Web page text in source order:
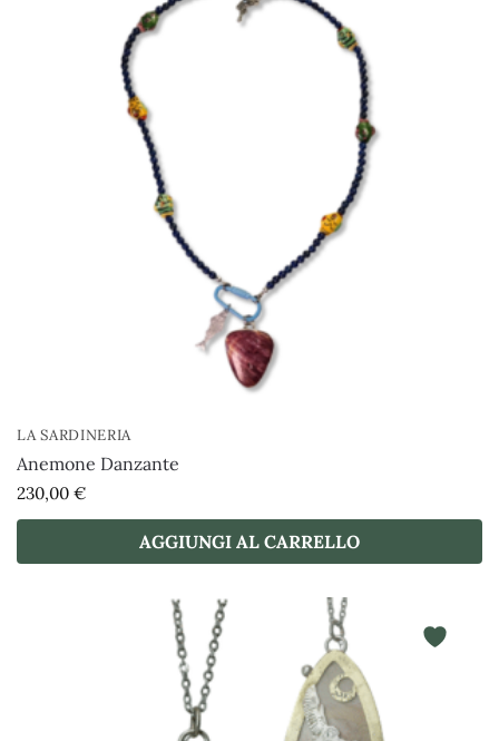
LA SARDINERIA
Anemone Danzante
230,00 €
AGGIUNGI AL CARRELLO